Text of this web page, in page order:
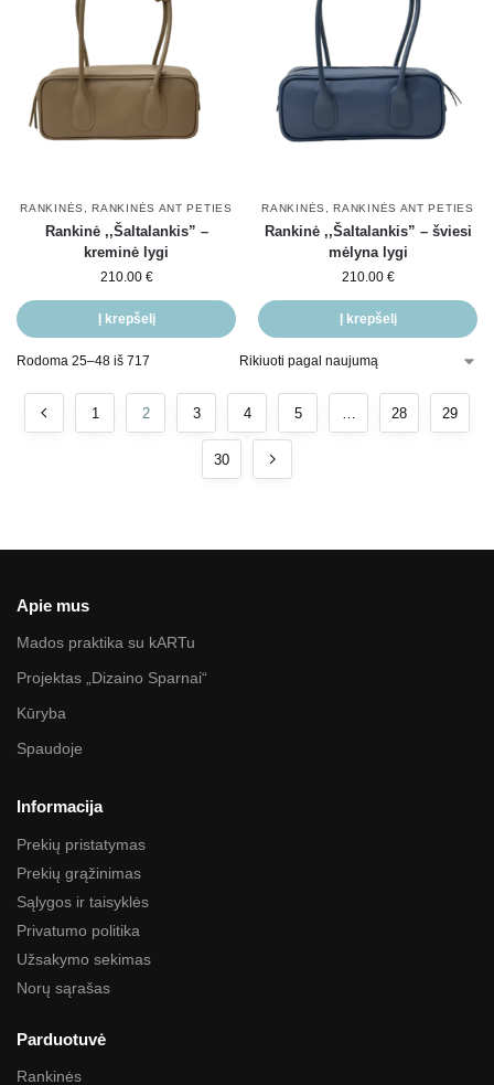
RANKINĖS ,RANKINĖS ANT PETIES
Rankinė ,,Šaltalankis” –
kreminė lygi
210.00 €
Į krepšelį
RANKINĖS ,RANKINĖS ANT PETIES
Rankinė ,,Šaltalankis” – šviesi
mėlyna lygi
210.00 €
Į krepšelį
Rodoma 25–48 iš 717
1 2 3 4 5 28 29
30
Apie mus
Mados praktika su kARTu
Projektas „Dizaino Sparnai“
Kūryba
Spaudoje
Informacija
Prekių pristatymas
Prekių grąžinimas
Sąlygos ir taisyklės
Privatumo politika
Užsakymo sekimas
Norų sąrašas
Parduotuvė
Rankinės